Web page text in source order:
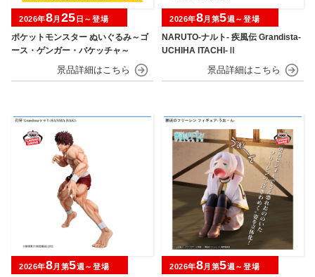
ポケットモンスター ぬいぐるみ～ゴ
ース・ゲンガー・バケッチャ～
2026年8月 25 日～登場
NARUTO-ナルト- 疾風伝 Grandista-
UCHIHA ITACHI-Ⅱ
2026年8月第5週～登場
2026年8月第5週～登場 2026年8月第5週～登場